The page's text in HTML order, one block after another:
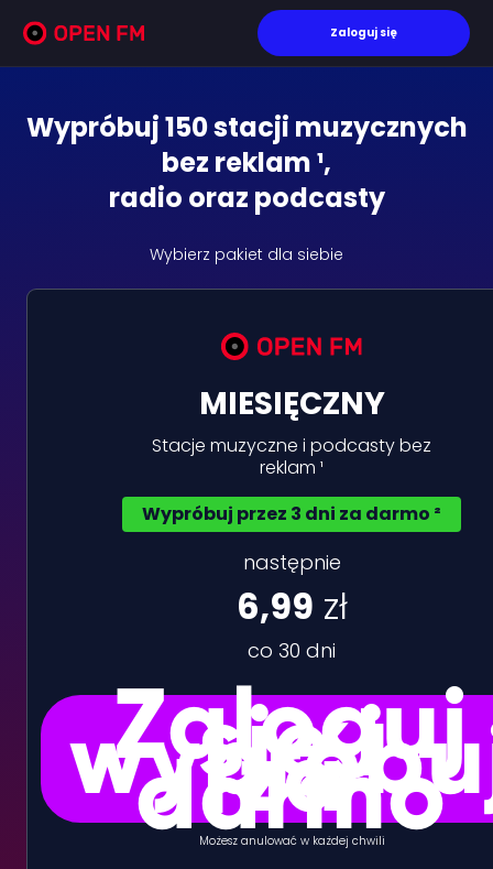
Zaloguj się
Wypróbuj 150 stacji muzycznych
bez reklam ¹,
radio oraz podcasty
Wybierz pakiet dla siebie
MIESIĘCZNY
Stacje muzyczne i podcasty bez
reklam ¹
Wypróbuj przez 3 dni za darmo ²
następnie
6,99 zł
co 30 dni
Zaloguj
się i
za
darmo
Możesz anulować w każdej chwili